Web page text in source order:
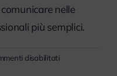
nelle
più semplici.
disabilitatisu